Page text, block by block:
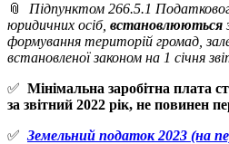
📎 Підпунктом 266.5.1
юридичних осіб, встановлюються
формування територій громад,
встановленої законом на 1 січня
✅ Мінімальна заробітна плата
за звітний 2022 рік, не повинен
✅ Земельний податок 2023 (на